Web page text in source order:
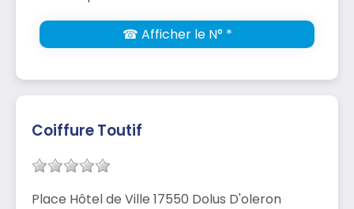
☎ Afficher le N° *
Coiffure Toutif
Place Hôtel de Ville 17550 Dolus D'oleron